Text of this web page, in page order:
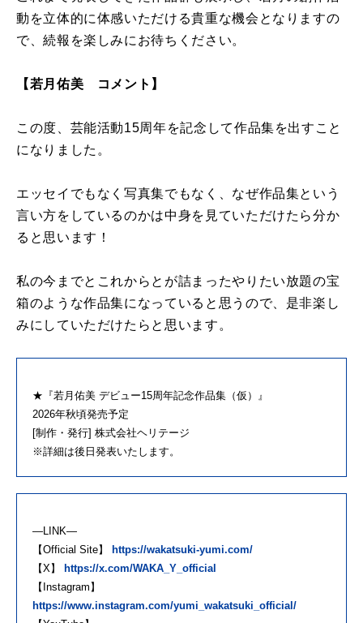
動を立体的に体感いただける貴重な機会となりますの
で、続報を楽しみにお待ちください。
【若月佑美 コメント】
この度、芸能活動15周年を記念して作品集を出すこと
になりました。
エッセイでもなく写真集でもなく、なぜ作品集という
言い方をしているのかは中身を見ていただけたら分か
ると思います！
私の今までとこれからとが詰まったやりたい放題の宝
箱のような作品集になっていると思うので、是非楽し
みにしていただけたらと思います。
★『若月佑美 デビュー15周年記念作品集（仮）』
2026年秋頃発売予定
[制作・発行] 株式会社ヘリテージ
※詳細は後日発表いたします。
―LINK―
【Official Site】 https://wakatsuki-yumi.com/
【X】 https://x.com/WAKA_Y_official
【Instagram】
https://www.instagram.com/yumi_wakatsuki_official/